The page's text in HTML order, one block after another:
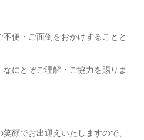
便・ご面倒をおかけすることと
にとぞご理解・ご協力を賜りま
顔でお出迎えいたしますので、